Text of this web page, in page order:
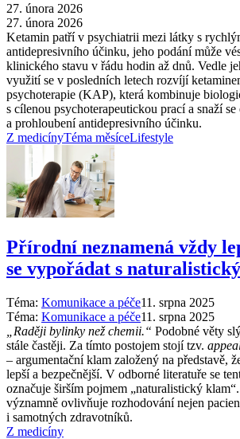
27. února 2026
27. února 2026
Ketamin patří v psychiatrii mezi látky s
antidepresivního účinku, jeho podání může
klinického stavu v řádu hodin až dnů. Vedle
využití se v posledních letech rozvíjí
psychoterapie (KAP), která kombinuje
s cílenou psychoterapeutickou prací a snaží
a prohloubení antidepresivního účinku.
Z medicínyTéma měsíceLifestyle
Přírodní neznamená vždy
se vypořádat s
Téma: Komunikace a péče11. srpna 2025
Téma: Komunikace a péče11. srpna 2025
„Raději bylinky než chemii.“ Podobné věty
stále častěji. Za tímto postojem stojí tzv.
–⁠ argumentační klam založený na představě,
lepší a bezpečnější. V odborné literatuře se
označuje širším pojmem „naturalistický
významně ovlivňuje rozhodování nejen
i samotných zdravotníků.
Z medicíny